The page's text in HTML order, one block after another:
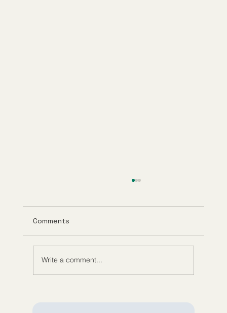
Comments
Write a comment...